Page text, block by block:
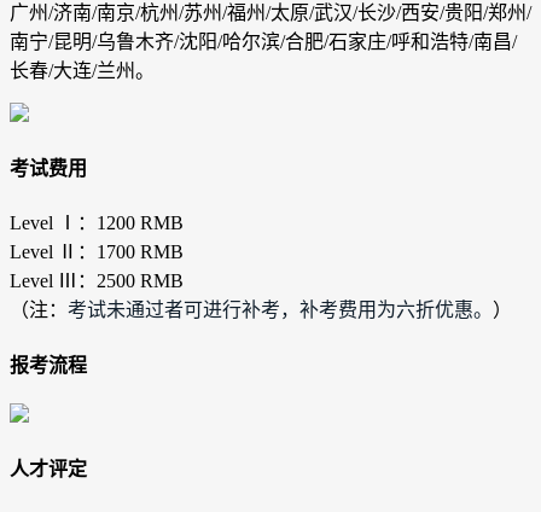
广州/济南/南京/杭州/苏州/福州/太原/武汉/长沙/西安/贵阳/郑州/
南宁/昆明/乌鲁木齐/沈阳/哈尔滨/合肥/石家庄/呼和浩特/南昌/
长春/大连/兰州。
考试费用
Level Ⅰ：1200 RMB
Level Ⅱ：1700 RMB
Level Ⅲ：2500 RMB
（注： 考试未通过者可进行补考，补考费用为六折优惠。 ）
报考流程
人才评定